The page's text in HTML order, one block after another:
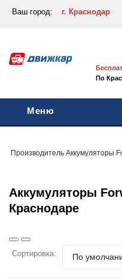
Ваш город: г. Краснодар
По
Меню
Производитель Аккумуляторы
Аккумуляторы
Краснодаре
Сортировка: